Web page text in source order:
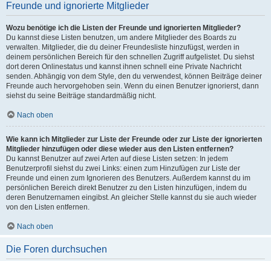
Freunde und ignorierte Mitglieder
Wozu benötige ich die Listen der Freunde und ignorierten Mitglieder?
Du kannst diese Listen benutzen, um andere Mitglieder des Boards zu
verwalten. Mitglieder, die du deiner Freundesliste hinzufügst, werden in
deinem persönlichen Bereich für den schnellen Zugriff aufgelistet. Du siehst
dort deren Onlinestatus und kannst ihnen schnell eine Private Nachricht
senden. Abhängig von dem Style, den du verwendest, können Beiträge deiner
Freunde auch hervorgehoben sein. Wenn du einen Benutzer ignorierst, dann
siehst du seine Beiträge standardmäßig nicht.
Nach oben
Wie kann ich Mitglieder zur Liste der Freunde oder zur Liste der ignorierten
Mitglieder hinzufügen oder diese wieder aus den Listen entfernen?
Du kannst Benutzer auf zwei Arten auf diese Listen setzen: In jedem
Benutzerprofil siehst du zwei Links: einen zum Hinzufügen zur Liste der
Freunde und einen zum Ignorieren des Benutzers. Außerdem kannst du im
persönlichen Bereich direkt Benutzer zu den Listen hinzufügen, indem du
deren Benutzernamen eingibst. An gleicher Stelle kannst du sie auch wieder
von den Listen entfernen.
Nach oben
Die Foren durchsuchen